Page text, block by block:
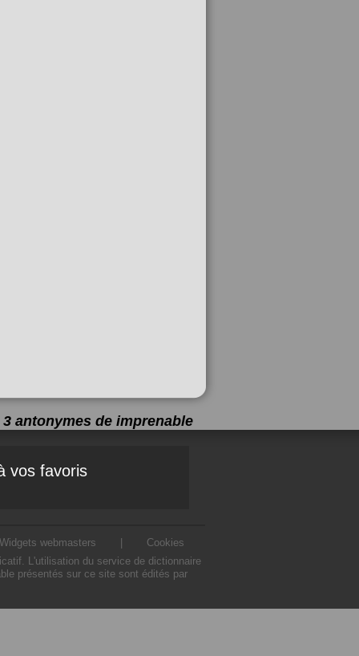
3 antonymes de imprenable
vos favoris
Widgets webmasters
Cookies
L'utilisation du service de dictionnaire
présentés sur ce site sont édités par